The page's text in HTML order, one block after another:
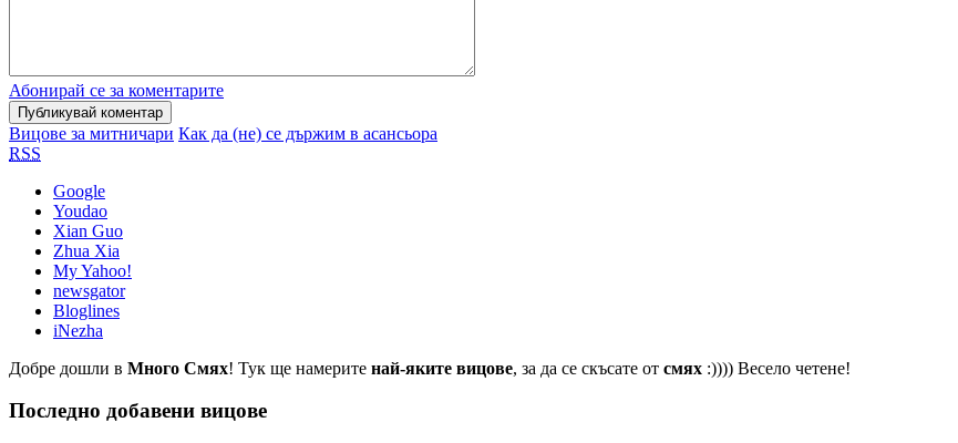
Абонирай се за коментарите
Вицове за митничари Как да (не) се държим в асансьора
RSS
Google
Youdao
Xian Guo
Zhua Xia
My Yahoo!
newsgator
Bloglines
iNezha
Добре дошли в Много Смях! Тук ще намерите най-яките вицове, за да се скъсате от смях :)))) Весело четене!
Последно добавени вицове